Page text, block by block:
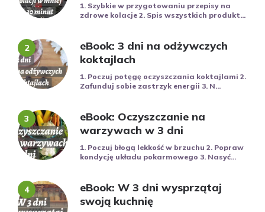
1. Szybkie w przygotowaniu przepisy na
zdrowe kolacje 2. Spis wszystkich produkt...
eBook: 3 dni na odżywczych
koktajlach
1. Poczuj potęgę oczyszczania koktajlami 2.
Zafunduj sobie zastrzyk energii 3. N...
eBook: Oczyszczanie na
warzywach w 3 dni
1. Poczuj błogą lekkość w brzuchu 2. Popraw
kondycję układu pokarmowego 3. Nasyć...
eBook: W 3 dni wysprzątaj
swoją kuchnię